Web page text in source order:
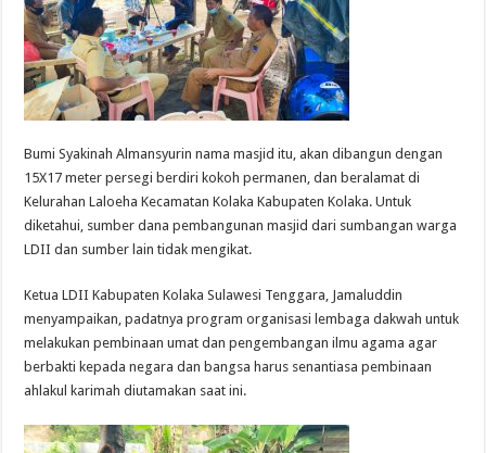
Bumi Syakinah Almansyurin nama masjid itu, akan dibangun dengan
15X17 meter persegi berdiri kokoh permanen, dan beralamat di
Kelurahan Laloeha Kecamatan Kolaka Kabupaten Kolaka. Untuk
diketahui, sumber dana pembangunan masjid dari sumbangan warga
LDII dan sumber lain tidak mengikat.
Ketua LDII Kabupaten Kolaka Sulawesi Tenggara, Jamaluddin
menyampaikan, padatnya program organisasi lembaga dakwah untuk
melakukan pembinaan umat dan pengembangan ilmu agama agar
berbakti kepada negara dan bangsa harus senantiasa pembinaan
ahlakul karimah diutamakan saat ini.